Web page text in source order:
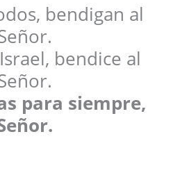
bendigan al
bendice al
para siempre,